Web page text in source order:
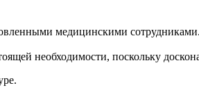
медицинскими сотрудниками.
необходимости, поскольку